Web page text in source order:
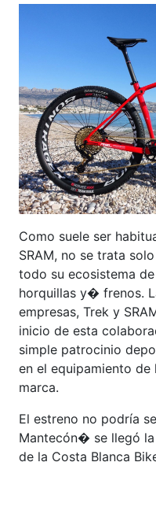
Como suele ser
SRAM, no se trata
todo su ecosistema
horquillas y� frenos.
empresas, Trek y
inicio de esta
simple patrocinio
en el equipamiento
marca.
El estreno no podría
Mantecón� se llegó
de la Costa Blanca